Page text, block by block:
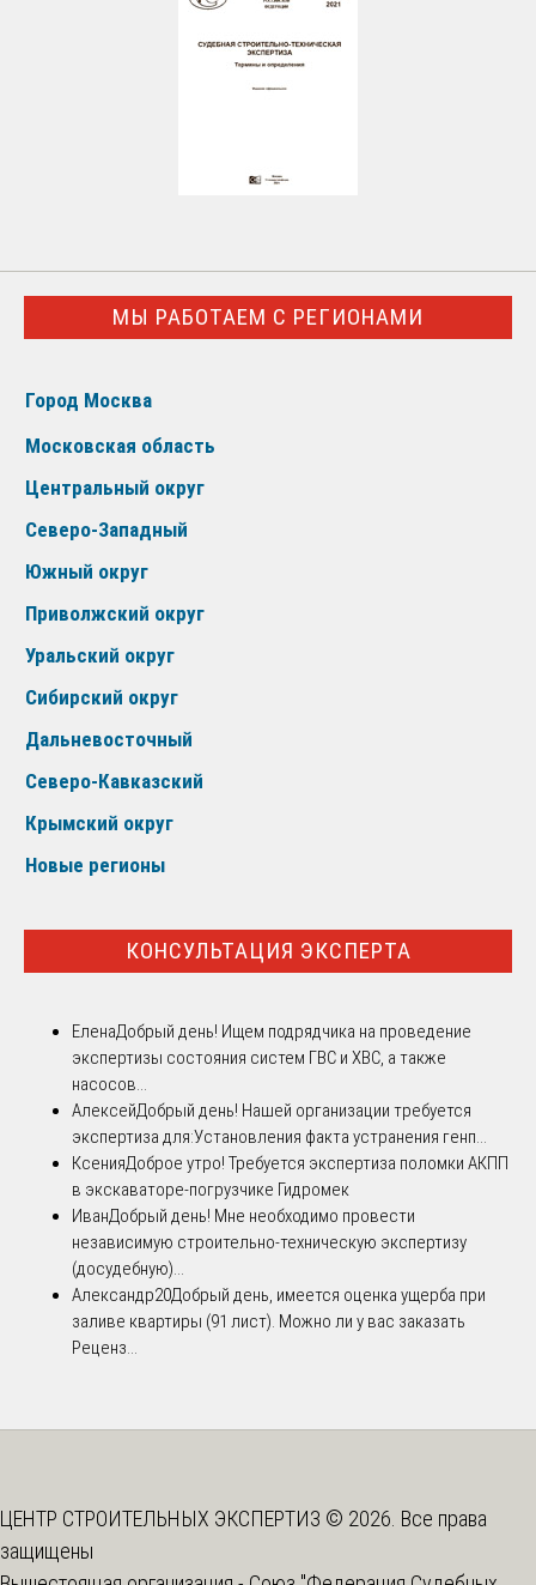
МЫ РАБОТАЕМ С РЕГИОНАМИ
Город Москва
Московская область
Центральный округ
Северо-Западный
Южный округ
Приволжский округ
Уральский округ
Сибирский округ
Дальневосточный
Северо-Кавказский
Крымский округ
Новые регионы
КОНСУЛЬТАЦИЯ ЭКСПЕРТА
ЕленаДобрый день! Ищем подрядчика на проведение
экспертизы состояния систем ГВС и ХВС, а также
насосов...
АлексейДобрый день! Нашей организации требуется
экспертиза для:Установления факта устранения генп...
КсенияДоброе утро! Требуется экспертиза поломки АКПП
в экскаваторе-погрузчике Гидромек
ИванДобрый день! Мне необходимо провести
независимую строительно-техническую экспертизу
(досудебную)...
Александр20Добрый день, имеется оценка ущерба при
заливе квартиры (91 лист). Можно ли у вас заказать
Реценз...
ЦЕНТР СТРОИТЕЛЬНЫХ ЭКСПЕРТИЗ © 2026. Все права
защищены